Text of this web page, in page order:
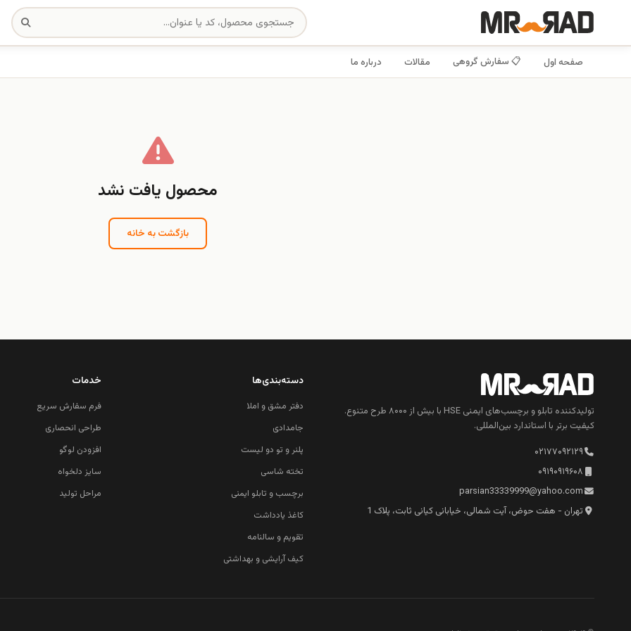
صفحه اول 📋 سفارش گروهی مقالات درباره ما
محصول یافت نشد
بازگشت به خانه
تولیدکننده تابلو و برچسب‌های ایمنی HSE با بیش از ۸۰۰۰ طرح متنوع.
کیفیت برتر با استاندارد بین‌المللی.
۰۲۱۷۷۰۹۲۱۲۹
۰۹۱۹۰۹۱۹۶۰۸
parsian33339999@yahoo.com
تهران - هفت حوض، آیت شمالی، خیابانی کیانی ثابت، پلاک 1
دسته‌بندی‌ها
دفتر مشق و املا
جامدادی
پلنر و تو دو لیست
تخته شاسی
برچسب و تابلو ایمنی
کاغذ یادداشت
تقویم و سالنامه
کیف آرایشی و بهداشتی
خدمات
فرم سفارش سریع
طراحی انحصاری
افزودن لوگو
سایز دلخواه
مراحل تولید